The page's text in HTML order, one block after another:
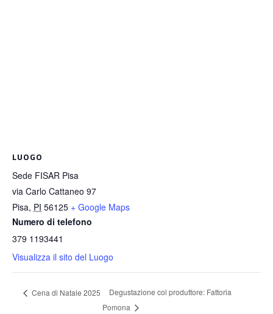
LUOGO
Sede FISAR Pisa
via Carlo Cattaneo 97
Pisa, PI 56125 + Google Maps
Numero di telefono
379 1193441
Visualizza il sito del Luogo
Cena di Natale 2025
Degustazione col produttore: Fattoria
Pomona